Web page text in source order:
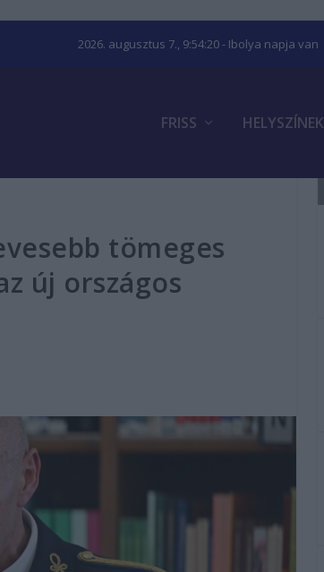
2026. augusztus 7., 9:54:21- Ibolya napja van
FRISS HELYSZÍNEK
tömeges
új országos